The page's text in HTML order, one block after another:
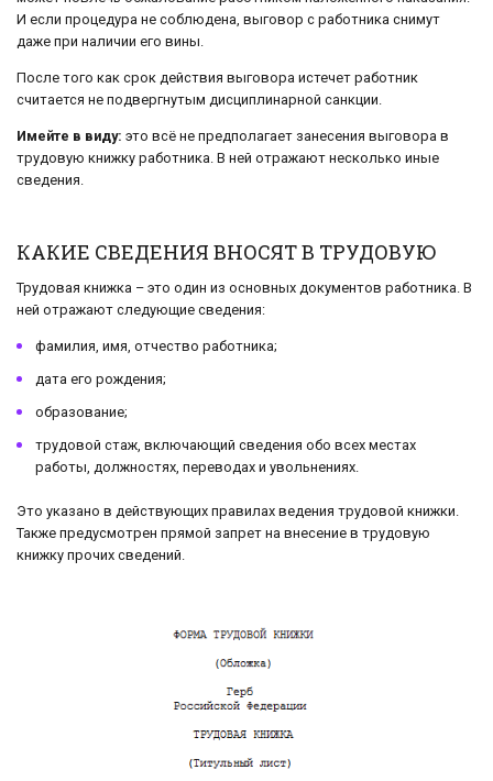
И если процедура не соблюдена, выговор с работника снимут
даже при наличии его вины.
После того как срок действия выговора истечет работник
считается не подвергнутым дисциплинарной санкции.
Имейте в виду: это всё не предполагает занесения выговора в
трудовую книжку работника. В ней отражают несколько иные
сведения.
КАКИЕ СВЕДЕНИЯ ВНОСЯТ В ТРУДОВУЮ
Трудовая книжка – это один из основных документов работника. В
ней отражают следующие сведения:
фамилия, имя, отчество работника;
дата его рождения;
образование;
трудовой стаж, включающий сведения обо всех местах
работы, должностях, переводах и увольнениях.
Это указано в действующих правилах ведения трудовой книжки.
Также предусмотрен прямой запрет на внесение в трудовую
книжку прочих сведений.